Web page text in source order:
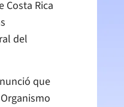
Costa Rica
del
que